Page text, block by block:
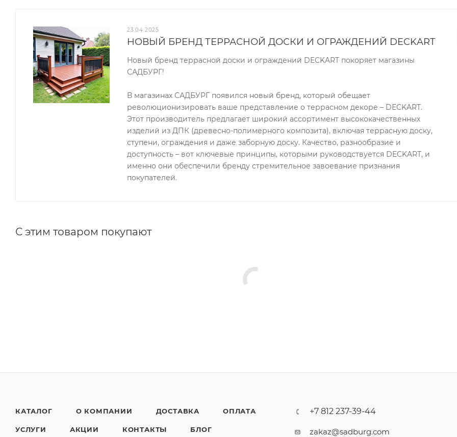
23.04.2025
НОВЫЙ БРЕНД ТЕРРАСНОЙ ДОСКИ И ОГРАЖДЕНИЙ DECKART
Новый бренд террасной доски и ограждений DECKART покоряет магазины
САДБУРГ!
В магазинах САДБУРГ появился новый бренд, который обещает
революционизировать ваше представление о террасном декоре – DECKART.
Этот производитель предлагает широкий ассортимент высококачественных
изделий из ДПК (древесно-полимерного композита), включая террасную доску,
ступени, ограждения и даже заборную доску. Качество, разнообразие и
доступность – вот ключевые принципы, которыми руководствуется DECKART, и
именно они обеспечили бренду стремительное завоевание признания
покупателей.
С этим товаром покупают
КАТАЛОГ О КОМПАНИИ ДОСТАВКА ОПЛАТА
УСЛУГИ АКЦИИ КОНТАКТЫ БЛОГ
+7 812 237-39-44
zakaz@sadburg.com